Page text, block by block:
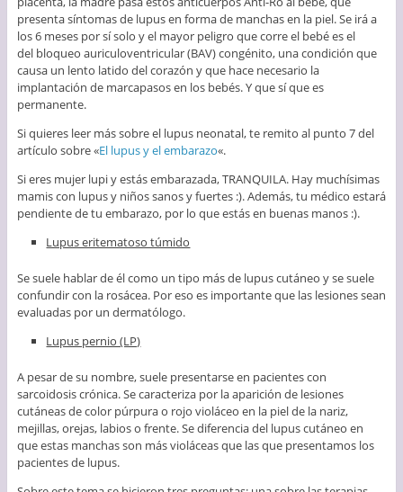
presenta síntomas de lupus en forma de manchas en la piel. Se irá a
los 6 meses por sí solo y el mayor peligro que corre el bebé es el
del bloqueo auriculoventricular (BAV) congénito, una condición que
causa un lento latido del corazón y que hace necesario la
implantación de marcapasos en los bebés. Y que sí que es
permanente.
Si quieres leer más sobre el lupus neonatal, te remito al punto 7 del
artículo sobre «El lupus y el embarazo«.
Si eres mujer lupi y estás embarazada, TRANQUILA. Hay muchísimas
mamis con lupus y niños sanos y fuertes :). Además, tu médico estará
pendiente de tu embarazo, por lo que estás en buenas manos :).
Lupus eritematoso túmido
Se suele hablar de él como un tipo más de lupus cutáneo y se suele
confundir con la rosácea. Por eso es importante que las lesiones sean
evaluadas por un dermatólogo.
Lupus pernio (LP)
A pesar de su nombre, suele presentarse en pacientes con
sarcoidosis crónica. Se caracteriza por la aparición de lesiones
cutáneas de color púrpura o rojo violáceo en la piel de la nariz,
mejillas, orejas, labios o frente. Se diferencia del lupus cutáneo en
que estas manchas son más violáceas que las que presentamos los
pacientes de lupus.